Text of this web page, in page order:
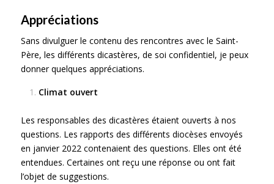
Appréciations
Sans divulguer le contenu des rencontres avec le Saint-
Père, les différents dicastères, de soi confidentiel, je peux
donner quelques appréciations.
Climat ouvert
Les responsables des dicastères étaient ouverts à nos
questions. Les rapports des différents diocèses envoyés
en janvier 2022 contenaient des questions. Elles ont été
entendues. Certaines ont reçu une réponse ou ont fait
l’objet de suggestions.